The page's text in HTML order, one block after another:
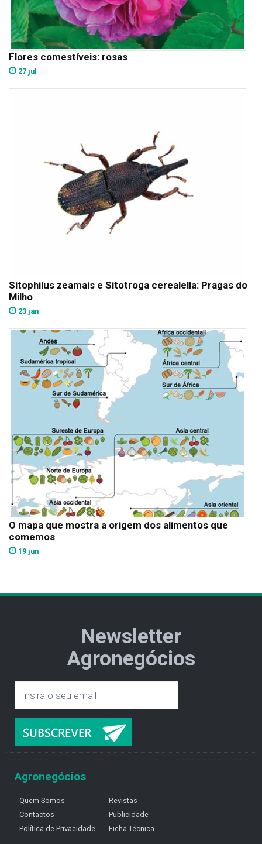
Flores comestíveis: rosas
27 jul
Sitophilus zeamais e Sitotroga cerealella: Pragas do
Milho
23 jan
O mapa que mostra a origem dos alimentos que
comemos
19 jun
Newsletter
Agronegócios
Agronegócios
Quem Somos
Contactos
Política de Privacidade
Revistas
Publicidade
Ficha Técnica